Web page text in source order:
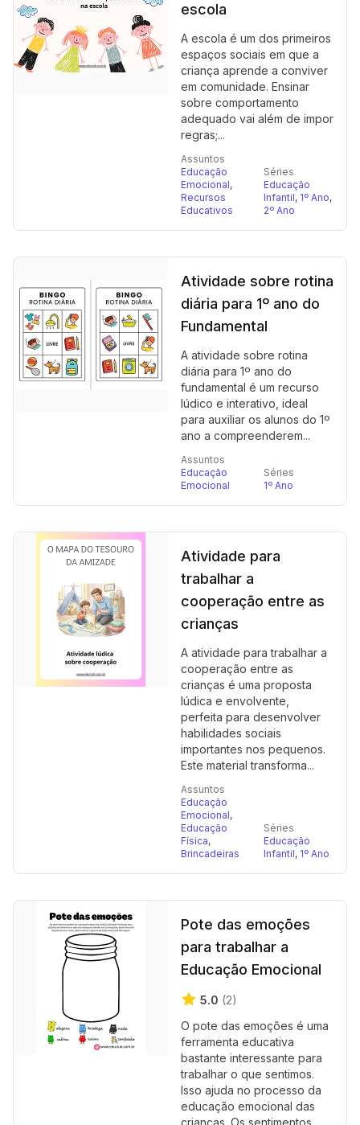
escola
A escola é um dos primeiros
espaços sociais em que a
criança aprende a conviver
em comunidade. Ensinar
sobre comportamento
adequado vai além de impor
regras;...
Assuntos
Educação
Emocional,
Recursos
Educativos
Séries
Educação
Infantil, 1º Ano,
2º Ano
Atividade sobre rotina
diária para 1º ano do
Fundamental
A atividade sobre rotina
diária para 1º ano do
fundamental é um recurso
lúdico e interativo, ideal
para auxiliar os alunos do 1º
ano a compreenderem...
Assuntos
Educação
Emocional
Séries
1º Ano
Atividade para
trabalhar a
cooperação entre as
crianças
A atividade para trabalhar a
cooperação entre as
crianças é uma proposta
lúdica e envolvente,
perfeita para desenvolver
habilidades sociais
importantes nos pequenos.
Este material transforma...
Assuntos
Educação
Emocional,
Educação
Física,
Brincadeiras
Séries
Educação
Infantil, 1º Ano
Pote das emoções
para trabalhar a
Educação Emocional
5.0 (2)
O pote das emoções é uma
ferramenta educativa
bastante interessante para
trabalhar o que sentimos.
Isso ajuda no processo da
educação emocional das
crianças. Os sentimentos...